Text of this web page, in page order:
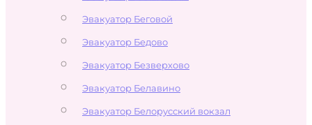
Эвакуатор Беговой
Эвакуатор Бедово
Эвакуатор Безверхово
Эвакуатор Белавино
Эвакуатор Белорусский вокзал